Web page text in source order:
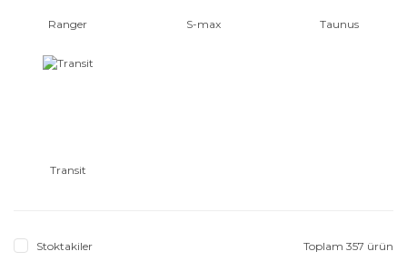
Ranger S-max Taunus
Transit
Stoktakiler Toplam 357 ürün